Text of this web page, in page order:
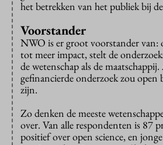
het betrekken van het publiek bij
Voorstander
NWO is er groot voorstander van:
tot meer impact, stelt de
de wetenschap als de
gefinancierde onderzoek zou open
zijn.
Zo denken de meeste
over. Van alle respondenten is 87
positief over open science, en